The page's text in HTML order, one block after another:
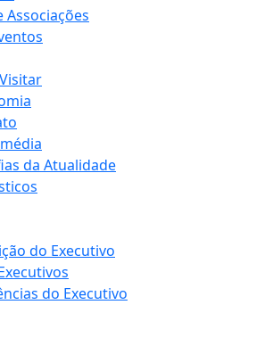
da Atualidade
do Executivo
do Executivo